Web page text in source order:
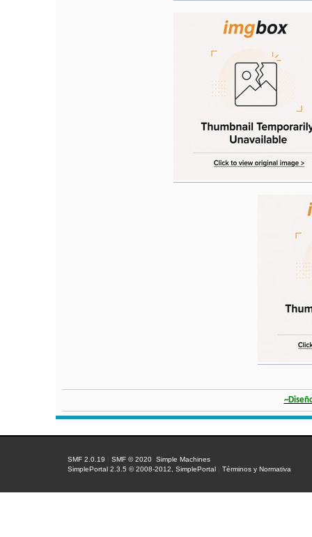
SMF 2.0.19 |SMF © 2020 ,Simple Machines
SimplePortal 2.3.5 © 2008-2012, SimplePortal
|Términos y Normativa